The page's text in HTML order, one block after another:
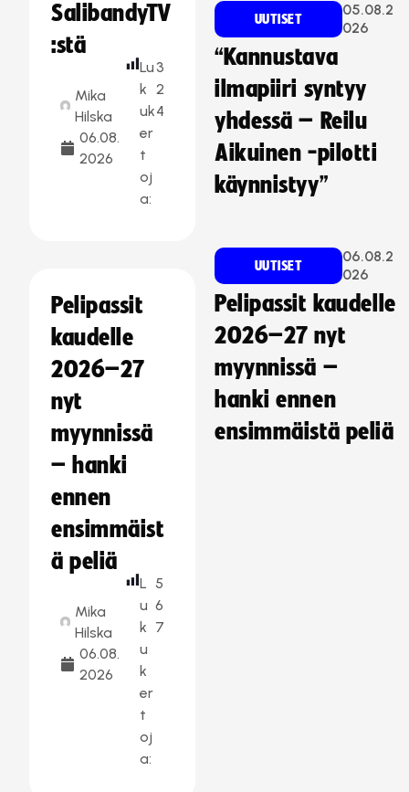
SalibandyTV
:stä
Mika
Hilska
06.08.
2026
Lu
k
uk
er
t
oj
a:
3
2
4
Pelipassit
kaudelle
2026–27
nyt
myynnissä
– hanki
ennen
ensimmäist
ä peliä
Mika
Hilska
06.08.
2026
L
u
k
u
k
er
t
oj
a:
5
6
7
UUTISET
05.08.2
026
“Kannustava
ilmapiiri syntyy
yhdessä – Reilu
Aikuinen -pilotti
käynnistyy”
UUTISET
06.08.2
026
Pelipassit kaudelle
2026–27 nyt
myynnissä –
hanki ennen
ensimmäistä peliä